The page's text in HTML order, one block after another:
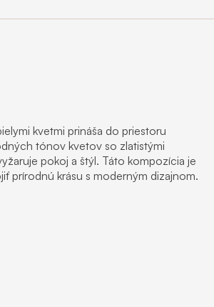
kvetmi prináša do priestoru
tónov kvetov so zlatistými
pokoj a štýl. Táto kompozícia je
prírodnú krásu s moderným dizajnom.